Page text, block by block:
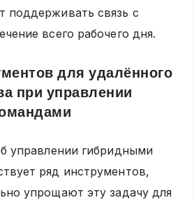
поддерживать связь с
всего рабочего дня.
для удалённого
при управлении
управлении гибридными
ряд инструментов,
упрощают эту задачу для